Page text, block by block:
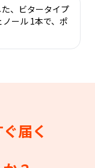
、ビタータイプ
ール 1本で、ポ
届く